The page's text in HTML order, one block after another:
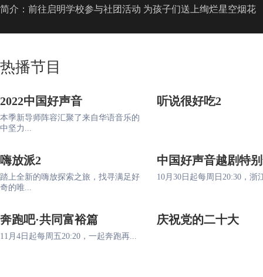
简介：前往启明学校参与社团活动 为孩子们送上绚烂星空烟花
热播节目
2022中国好声音
本季新导师阵容汇聚了来自华语音乐的
中坚力...
听说很好吃2
嗨放派2
踏上全新的嗨放探索之旅，找寻满足好
奇的唯...
中国好声音越剧特
10月30日起每周日20:30，浙
奔跑吧·共同富裕篇
11月4日起每周五20:20，一起奔跑再...
庆祝党的二十大